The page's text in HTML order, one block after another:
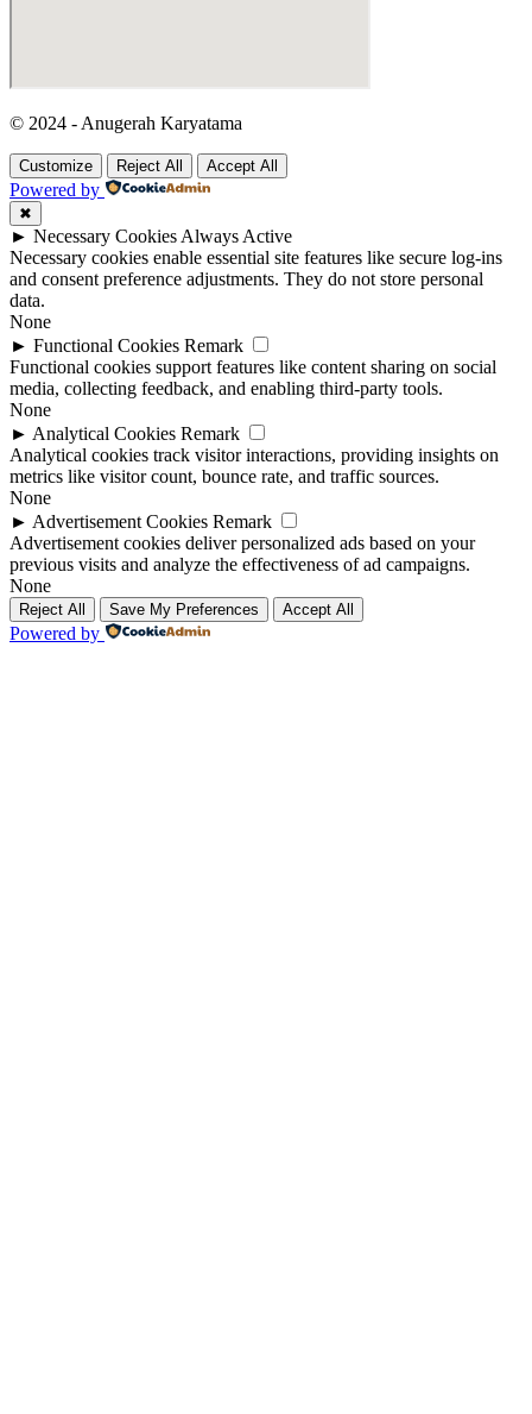
© 2024 - Anugerah Karyatama
Customize Reject All Accept All
Powered by
✖
► Necessary CookiesAlways Active
Necessary cookies enable essential site features like secure log-ins
and consent preference adjustments. They do not store personal
data.
None
► Functional Cookies Remark
Functional cookies support features like content sharing on social
media, collecting feedback, and enabling third-party tools.
None
► Analytical Cookies Remark
Analytical cookies track visitor interactions, providing insights on
metrics like visitor count, bounce rate, and traffic sources.
None
► Advertisement Cookies Remark
Advertisement cookies deliver personalized ads based on your
previous visits and analyze the effectiveness of ad campaigns.
None
Reject All Save My Preferences Accept All
Powered by